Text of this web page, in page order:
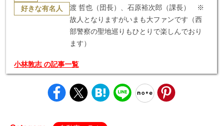
好きな有名人
渡 哲也（団長）、石原裕次郎（課長） ※
故人となりますがいまも大ファンです（西
部警察の聖地巡りもひとりで楽しんでおり
ます）
小林敦志 の記事一覧